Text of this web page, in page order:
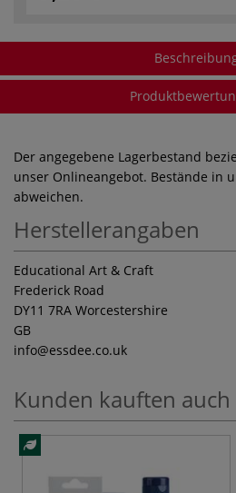
Der angegebene Lagerbestand
unser Onlineangebot. Bestände in
abweichen.
Herstellerangaben
Educational Art & Craft
Frederick Road
DY11 7RA Worcestershire
GB
info@essdee.co.uk
Kunden kauften